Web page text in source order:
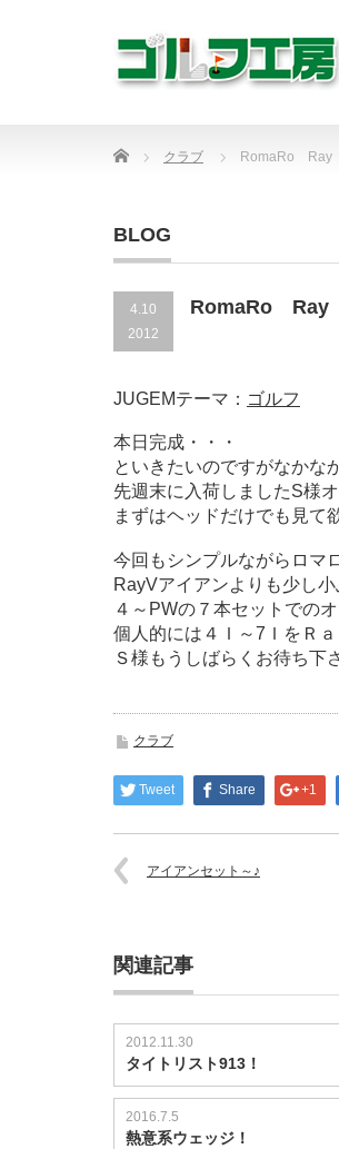
Home クラブ RomaRo
BLOG
4.10
2012
RomaRo
JUGEMテーマ： ゴルフ
本日完成・・・
といきたいのですがなかな
先週末に入荷しましたS様
まずはヘッドだけでも見て
今回もシンプルながらロマ
RayVアイアンよりも少し
４～PWの７本セットでの
個人的には４Ｉ～7ＩをＲ
Ｓ様もうしばらくお待ち下
クラブ
Tweet Share +1
アイアンセット～♪
関連記事
2012.11.30
タイトリスト913！
2016.7.5
熱意系ウェッジ！